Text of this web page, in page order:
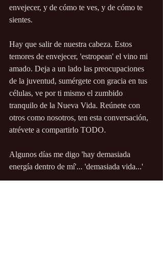
envejecer, y de cómo te ves, y de cómo te
sientes.
Hay que salir de nuestra cabeza. Estos
temores de envejecer, 'estropean' el vino mi
amado. Deja a un lado las preocupaciones
de la juventud, sumérgete con gracia en tus
células, ve por ti mismo el zumbido
tranquilo de la Nueva Vida. Reúnete con
otros como nosotros, ten esta conversación,
atrévete a compartirlo TODO.
Algunos días me digo 'hay demasiada
energía dentro de mí'... 'demasiada vida...'